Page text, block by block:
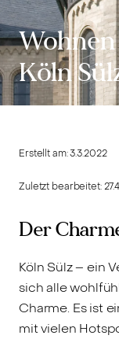
Köln
Erstellt am:3.3.2022
Zuletzt bearbeitet:
Der
Köln Sülz – ein
sich alle
Charme. Es ist
mit vielen